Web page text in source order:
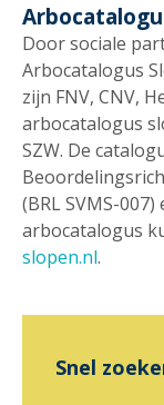
Door sociale
Arbocatalogus
zijn FNV, CNV,
arbocatalogus
SZW. De
(BRL SVMS-
arbocatalogus
slopen.nl.
Snel